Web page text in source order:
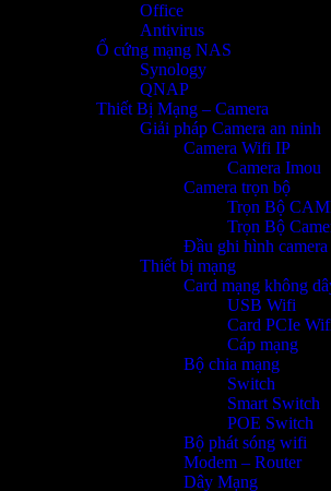
Office
Antivirus
Ổ cứng mạng NAS
Synology
QNAP
Thiết Bị Mạng – Camera
Giải pháp Camera an ninh
Camera Wifi IP
Camera Imou
Camera trọn bộ
Trọn Bộ
Trọn Bộ
Đầu ghi hình camera
Thiết bị mạng
Card mạng không
USB Wifi
Card PCIe
Cáp mạng
Bộ chia mạng
Switch
Smart Switch
POE Switch
Bộ phát sóng wifi
Modem – Router
Dây Mạng